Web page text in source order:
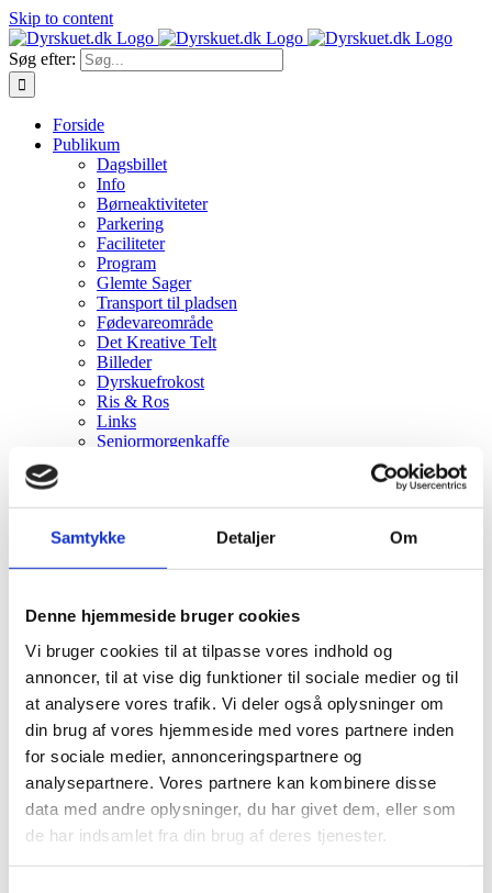
Samtykke Detaljer Om
Denne hjemmeside bruger cookies
Vi bruger cookies til at tilpasse vores indhold og
annoncer, til at vise dig funktioner til sociale medier og til
at analysere vores trafik. Vi deler også oplysninger om
din brug af vores hjemmeside med vores partnere inden
for sociale medier, annonceringspartnere og
analysepartnere. Vores partnere kan kombinere disse
data med andre oplysninger, du har givet dem, eller som
de har indsamlet fra din brug af deres tjenester.
Skip to content
Søg efter:
Forside
Publikum
Dagsbillet
Info
Børneaktiviteter
Parkering
Faciliteter
Program
Glemte Sager
Transport til pladsen
Fødevareområde
Det Kreative Telt
Billeder
Dyrskuefrokost
Ris & Ros
Links
Seniormorgenkaffe
Derbykalve
Ærespræmiegivere
Vejledende mønstringsregler for heste
Erhvervsudstillere
Bestilling af stand
Gæstekort
Gæstekort – Adgangskort og Frokostkort
Flagstænger og Sokler
Bespisning
Udstiller Parkering
Bannerreklame